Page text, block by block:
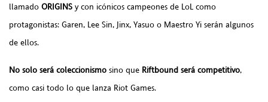
llamado ORIGINS y con icónicos campeones de LoL como
protagonistas: Garen, Lee Sin, Jinx, Yasuo o Maestro Yi serán algunos
de ellos.
No solo será coleccionismo sino que Riftbound será competitivo,
como casi todo lo que lanza Riot Games.